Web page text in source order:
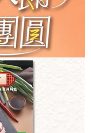
午茶一起吃。